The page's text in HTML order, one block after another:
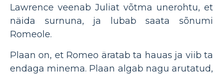
Lawrence veenab Juliat võtma unerohtu, et
näida surnuna, ja lubab saata sõnumi
Romeole.
Plaan on, et Romeo äratab ta hauas ja viib ta
endaga minema. Plaan algab nagu arutatud,